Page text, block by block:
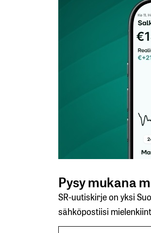
Lähetä kommentti
Pysy mukana
SR-uutiskirje on yksi
sähköpostiisi